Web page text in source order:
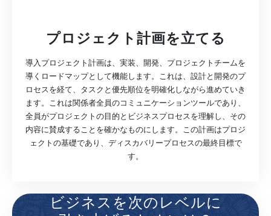
プロジェクト計画を立てる
導入プロジェクト計画は、実装、開発、プロジェクトチームを
導くロードマップとして機能します。これは、設計と開発のプ
ロセスを経て、タスクと優先順位を明確化しながら進めていき
ます。これは関係者全員のコミュニケーションツールであり、
全員がプロジェクトの目的とビジネスプロセスを理解し、その
内容に賛成することを確かなものにします。この計画はプロジ
ェクトの基礎であり、ディスカバリープロセスの最終目標で
す。
ビジネスを次のレベルに